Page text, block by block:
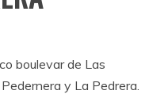
boulevar de Las
y La Pedrera.